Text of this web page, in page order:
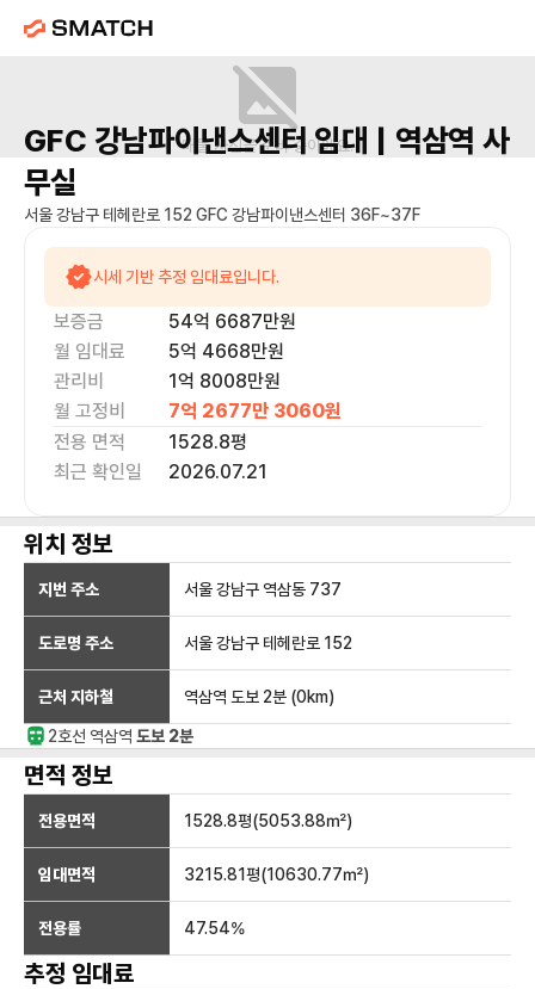
매물 사진을 준비 중이에요.
GFC 강남파이낸스센터임대 | 역삼역 사
무실
서울 강남구 테헤란로 152 GFC 강남파이낸스센터 36F~37F
시세 기반 추정 임대료입니다.
보증금 54억 6687만원
월 임대료
5억 4668만원
관리비
1억 8008만원
월 고정비
7억 2677만 3060원
전용 면적
1528.8평
최근 확인일
2026.07.21
위치 정보
지번 주소 서울 강남구 역삼동 737
도로명 주소 서울 강남구 테헤란로 152
근처 지하철 역삼역 도보 2분 (0km)
2호선 역삼역 도보 2분
면적 정보
전용면적 1528.8평(5053.88㎡)
임대면적 3215.81평(10630.77㎡)
전용률 47.54%
추정 임대료